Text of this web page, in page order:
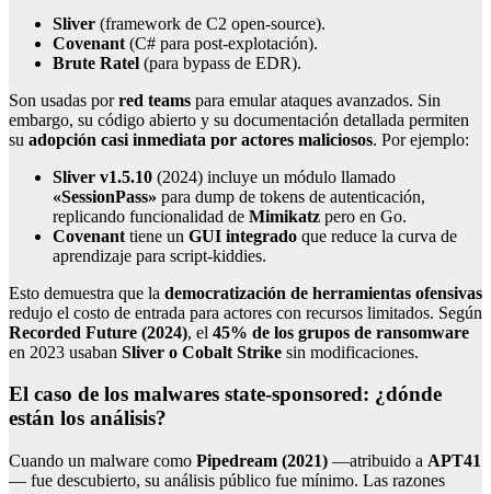
Sliver (framework de C2 open-source).
Covenant (C# para post-explotación).
Brute Ratel (para bypass de EDR).
Son usadas porred teams para emular ataques avanzados. Sin
embargo, su código abierto y su documentación detallada permiten
su adopción casi inmediata por actores maliciosos. Por ejemplo:
Sliver v1.5.10 (2024) incluye un módulo llamado
«SessionPass» para dump de tokens de autenticación,
replicando funcionalidad de Mimikatz pero en Go.
Covenant tiene un GUI integrado que reduce la curva de
aprendizaje para script-kiddies.
Esto demuestra que la democratización de herramientas ofensivas
redujo el costo de entrada para actores con recursos limitados. Según
Recorded Future (2024), el 45% de los grupos de ransomware
en 2023 usaban Sliver o Cobalt Strike sin modificaciones.
El caso de los malwares state-sponsored: ¿dónde
están los análisis?
Cuando un malware como Pipedream (2021) —atribuido a APT41
— fue descubierto, su análisis público fue mínimo. Las razones